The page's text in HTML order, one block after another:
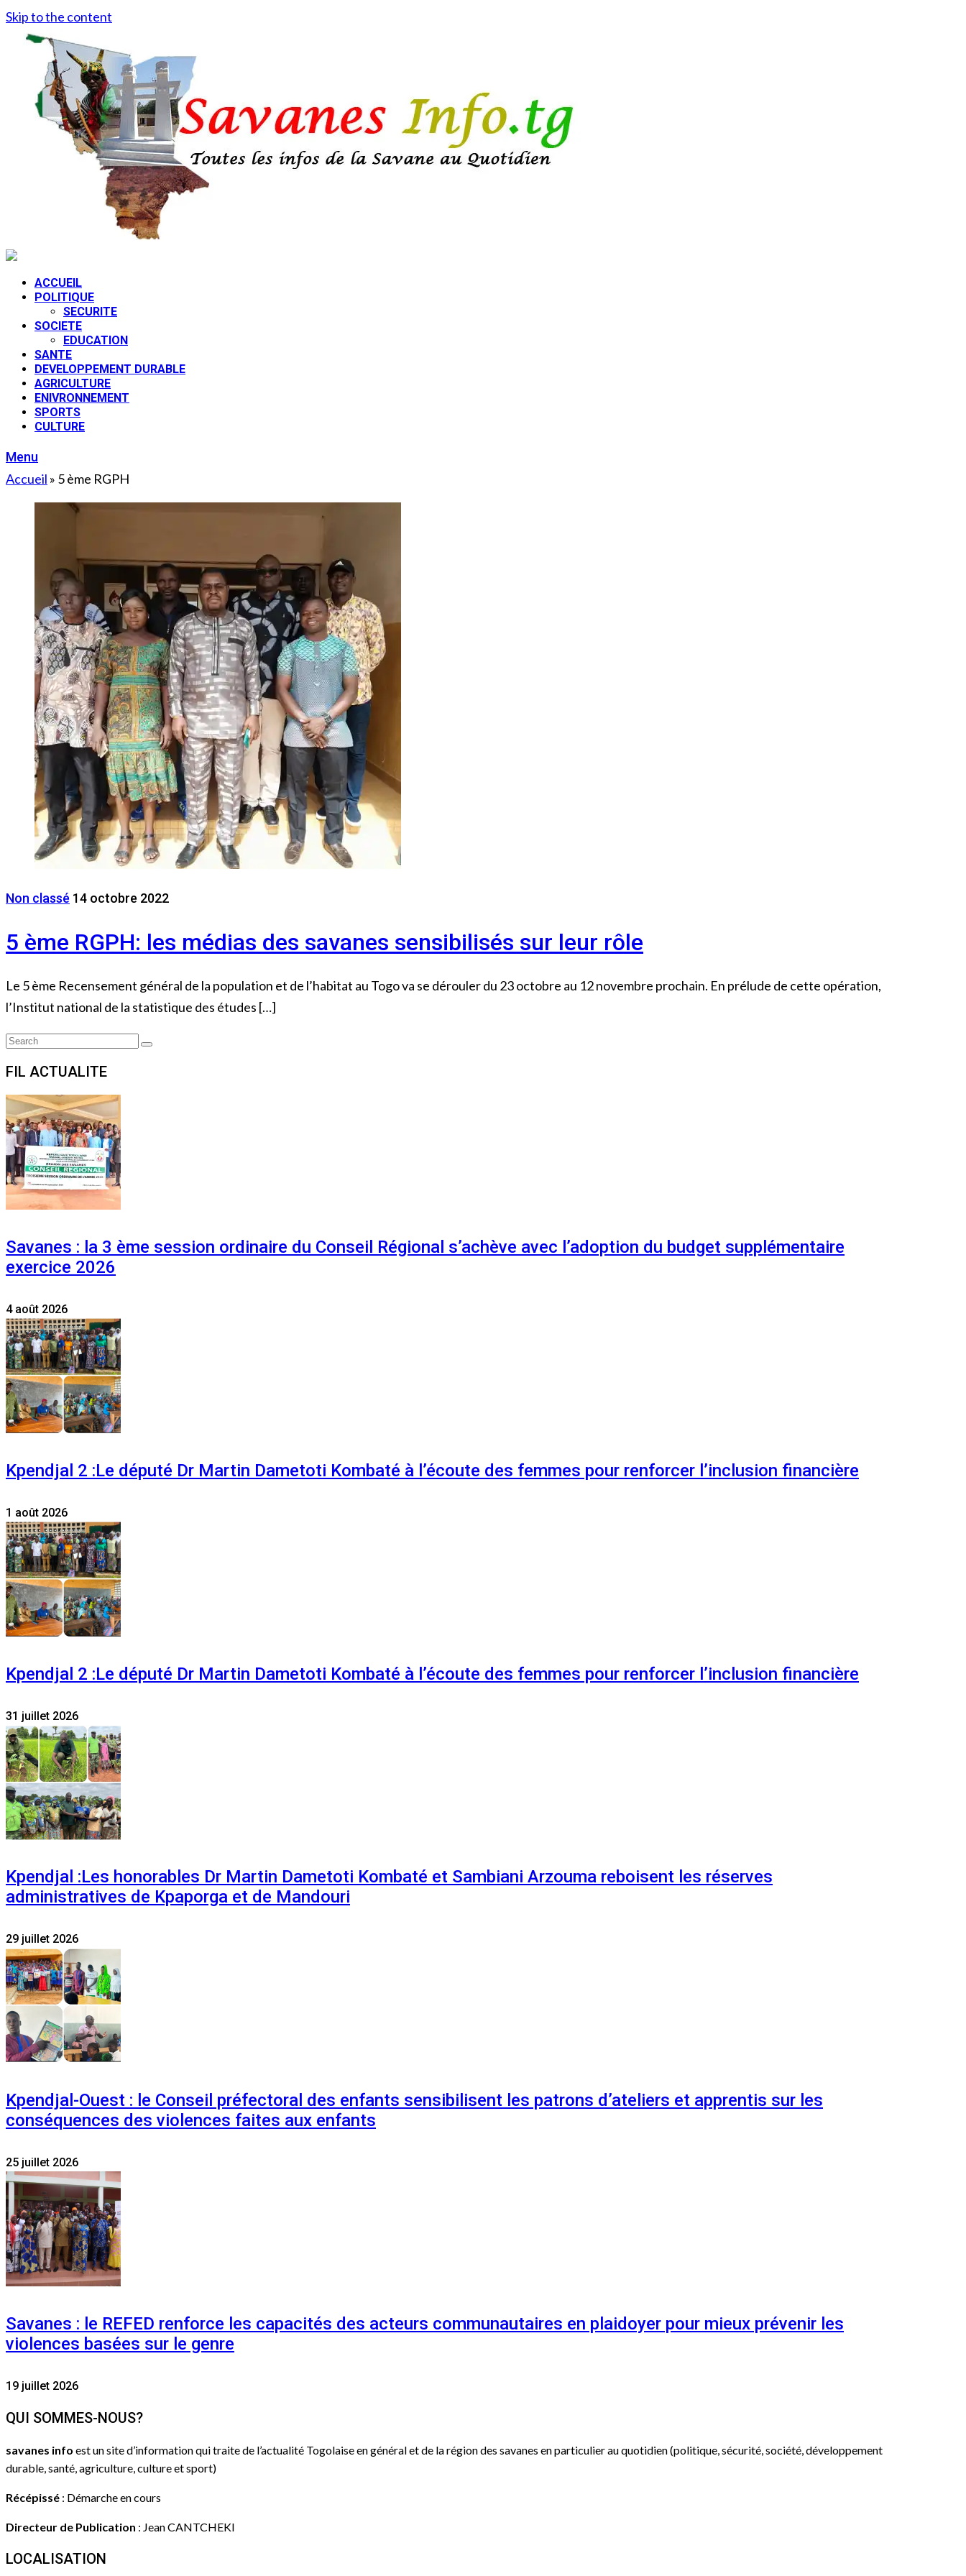
Skip to the content
ACCUEIL
POLITIQUE
SECURITE
SOCIETE
EDUCATION
SANTE
DEVELOPPEMENT DURABLE
AGRICULTURE
ENIVRONNEMENT
SPORTS
CULTURE
Menu
Accueil » 5 ème RGPH
Non classé 14 octobre 2022
5 ème RGPH: les médias des savanes sensibilisés sur leur rôle
Le 5 ème Recensement général de la population et de l’habitat au Togo va se dérouler du 23 octobre au 12 novembre prochain. En prélude de cette opération,
l’Institut national de la statistique des études […]
Search
Search
FIL ACTUALITE
Savanes : la 3 ème session ordinaire du Conseil Régional s’achève avec l’adoption du budget supplémentaire
exercice 2026
4 août 2026
Kpendjal 2 :Le député Dr Martin Dametoti Kombaté à l’écoute des femmes pour renforcer l’inclusion financière
1 août 2026
Kpendjal 2 :Le député Dr Martin Dametoti Kombaté à l’écoute des femmes pour renforcer l’inclusion financière
31 juillet 2026
Kpendjal :Les honorables Dr Martin Dametoti Kombaté et Sambiani Arzouma reboisent les réserves
administratives de Kpaporga et de Mandouri
29 juillet 2026
Kpendjal-Ouest : le Conseil préfectoral des enfants sensibilisent les patrons d’ateliers et apprentis sur les
conséquences des violences faites aux enfants
25 juillet 2026
Savanes : le REFED renforce les capacités des acteurs communautaires en plaidoyer pour mieux prévenir les
violences basées sur le genre
19 juillet 2026
QUI SOMMES-NOUS?
savanes info est un site d’information qui traite de l’actualité Togolaise en général et de la région des savanes en particulier au quotidien (politique, sécurité, société, développement
durable, santé, agriculture, culture et sport)
Récépissé : Démarche en cours
Directeur de Publication : Jean CANTCHEKI
LOCALISATION